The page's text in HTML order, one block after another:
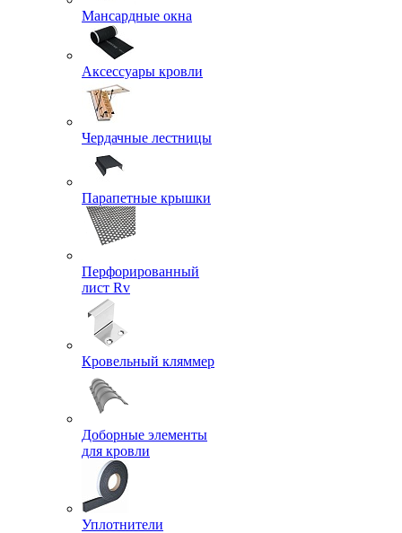
Мансардные окна
Аксессуары кровли
Чердачные лестницы
Парапетные крышки
Перфорированный
лист Rv
Кровельный кляммер
Доборные элементы
для кровли
Уплотнители